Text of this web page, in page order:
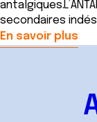
secondaires
En savoir plus